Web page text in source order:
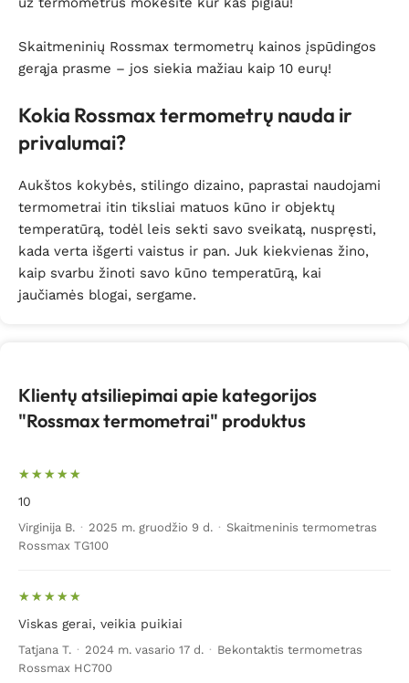
Skaitmeninių Rossmax termometrų kainos įspūdingos
gerąja prasme – jos siekia mažiau kaip 10 eurų!
Kokia Rossmax termometrų nauda ir
privalumai?
Aukštos kokybės, stilingo dizaino, paprastai naudojami
termometrai itin tiksliai matuos kūno ir objektų
temperatūrą, todėl leis sekti savo sveikatą, nuspręsti,
kada verta išgerti vaistus ir pan. Juk kiekvienas žino,
kaip svarbu žinoti savo kūno temperatūrą, kai
jaučiamės blogai, sergame.
Klientų atsiliepimai apie kategorijos
"Rossmax termometrai" produktus
10
Virginija B. · 2025 m. gruodžio 9 d. · Skaitmeninis termometras
Rossmax TG100
Viskas gerai, veikia puikiai
Tatjana T. · 2024 m. vasario 17 d. · Bekontaktis termometras
Rossmax HC700